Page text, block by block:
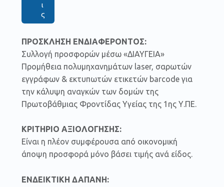
ι
ς
ΠΡΟΣΚΛΗΣΗ ΕΝΔΙΑΦΕΡΟΝΤΟΣ:
Συλλογή προσφορών μέσω «ΔΙΑΥΓΕΙΑ»
Προμήθεια πολυμηχανημάτων laser, σαρωτών
εγγράφων & εκτυπωτών ετικετών barcode για
την κάλυψη αναγκών των δομών της
Πρωτοβάθμιας Φροντίδας Υγείας της 1ης Υ.ΠΕ.
ΚΡΙΤΗΡΙΟ ΑΞΙΟΛΟΓΗΣΗΣ:
Είναι η πλέον συμφέρουσα από οικονομική
άποψη προσφορά μόνο βάσει τιμής ανά είδος.
ΕΝΔΕΙΚΤΙΚΗ ΔΑΠΑΝΗ: